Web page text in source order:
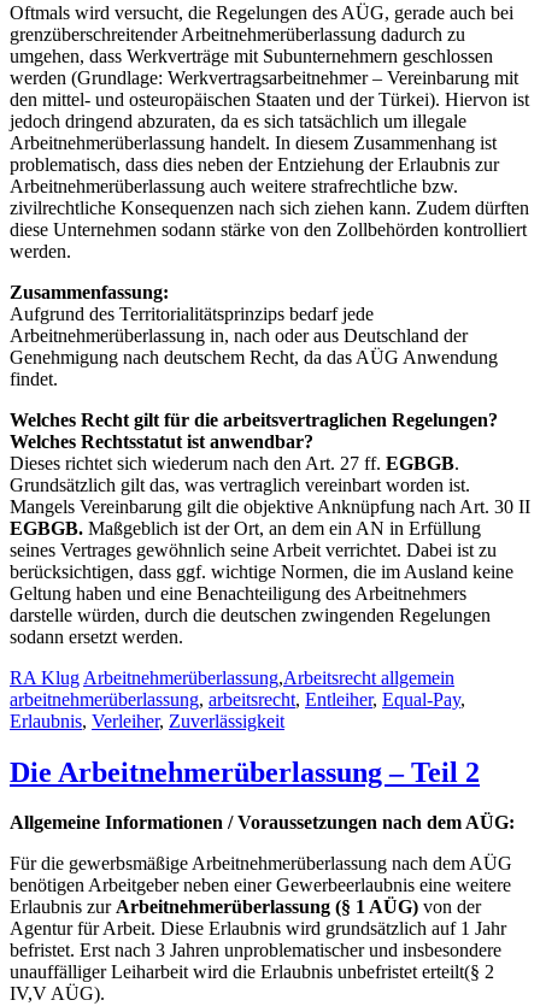
Oftmals wird versucht, die Regelungen des AÜG, gerade auch bei
grenzüberschreitender Arbeitnehmerüberlassung dadurch zu
umgehen, dass Werkverträge mit Subunternehmern geschlossen
werden (Grundlage: Werkvertragsarbeitnehmer – Vereinbarung mit
den mittel- und osteuropäischen Staaten und der Türkei). Hiervon ist
jedoch dringend abzuraten, da es sich tatsächlich um illegale
Arbeitnehmerüberlassung handelt. In diesem Zusammenhang ist
problematisch, dass dies neben der Entziehung der Erlaubnis zur
Arbeitnehmerüberlassung auch weitere strafrechtliche bzw.
zivilrechtliche Konsequenzen nach sich ziehen kann. Zudem dürften
diese Unternehmen sodann stärke von den Zollbehörden kontrolliert
werden.
Zusammenfassung:
Aufgrund des Territorialitätsprinzips bedarf jede
Arbeitnehmerüberlassung in, nach oder aus Deutschland der
Genehmigung nach deutschem Recht, da das AÜG Anwendung
findet.
Welches Recht gilt für die arbeitsvertraglichen Regelungen?
Welches Rechtsstatut ist anwendbar?
Dieses richtet sich wiederum nach den Art. 27 ff. EGBGB.
Grundsätzlich gilt das, was vertraglich vereinbart worden ist.
Mangels Vereinbarung gilt die objektive Anknüpfung nach Art. 30 II
EGBGB. Maßgeblich ist der Ort, an dem ein AN in Erfüllung
seines Vertrages gewöhnlich seine Arbeit verrichtet. Dabei ist zu
berücksichtigen, dass ggf. wichtige Normen, die im Ausland keine
Geltung haben und eine Benachteiligung des Arbeitnehmers
darstelle würden, durch die deutschen zwingenden Regelungen
sodann ersetzt werden.
RA Klug Arbeitnehmerüberlassung,Arbeitsrecht allgemein
arbeitnehmerüberlassung, arbeitsrecht, Entleiher, Equal-Pay,
Erlaubnis, Verleiher, Zuverlässigkeit
Die Arbeitnehmerüberlassung – Teil 2
Allgemeine Informationen / Voraussetzungen nach dem AÜG:
Für die gewerbsmäßige Arbeitnehmerüberlassung nach dem AÜG
benötigen Arbeitgeber neben einer Gewerbeerlaubnis eine weitere
Erlaubnis zurArbeitnehmerüberlassung (§ 1 AÜG) von der
Agentur für Arbeit. Diese Erlaubnis wird grundsätzlich auf 1 Jahr
befristet. Erst nach 3 Jahren unproblematischer und insbesondere
unauffälliger Leiharbeit wird die Erlaubnis unbefristet erteilt(§ 2
IV,V AÜG).